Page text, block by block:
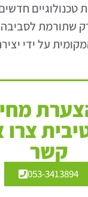
טכנולוגיים
שתורמת
על ידי
צרו
קשר
053-3413894